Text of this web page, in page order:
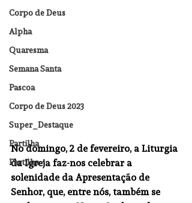
Corpo de Deus
Alpha
Quaresma
Semana Santa
Pascoa
Corpo de Deus 2023
Super_Destaque
Partilha
Partilha
No domingo, 2 de fevereiro, a Liturgia
da Igreja faz-nos celebrar a
solenidade da Apresentação de
Senhor, que, entre nós, também se